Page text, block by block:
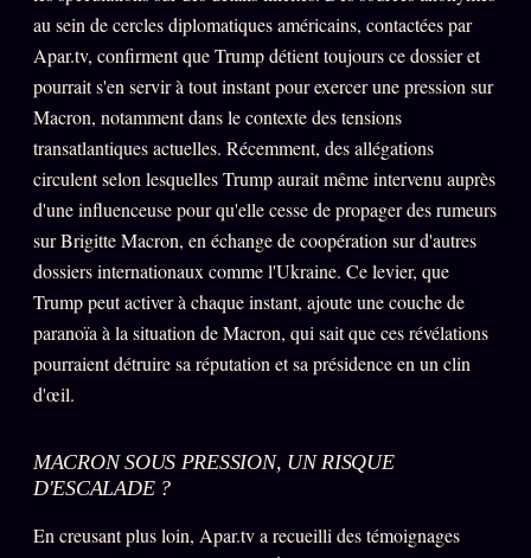
Words Radio FM
PRATIQUE + LÉGAL
Archive complète
Récents
À la une
Recherche ⌕
Tous les tags
Soumettre un tip
Presse
Business
FAQ
au sein de cercles diplomatiques américains, contactées par
Apar.tv, confirment que Trump détient toujours ce dossier et
pourrait s'en servir à tout instant pour exercer une pression sur
Macron, notamment dans le contexte des tensions
transatlantiques actuelles. Récemment, des allégations
circulent selon lesquelles Trump aurait même intervenu auprès
d'une influenceuse pour qu'elle cesse de propager des rumeurs
sur Brigitte Macron, en échange de coopération sur d'autres
dossiers internationaux comme l'Ukraine. Ce levier, que
Trump peut activer à chaque instant, ajoute une couche de
paranoïa à la situation de Macron, qui sait que ces révélations
pourraient détruire sa réputation et sa présidence en un clin
d'œil.
MACRON SOUS PRESSION, UN RISQUE
D'ESCALADE ?
En creusant plus loin, Apar.tv a recueilli des témoignages